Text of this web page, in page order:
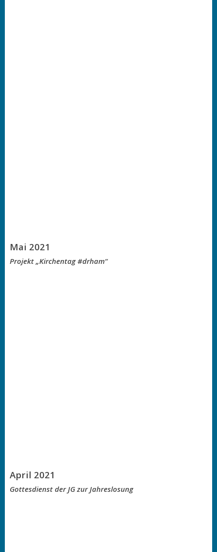
Mai 2021
Projekt „Kirchentag #drham“
April 2021
Gottesdienst der JG zur Jahreslosung